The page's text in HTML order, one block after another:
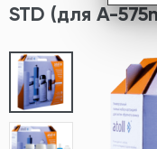
STD (для A-